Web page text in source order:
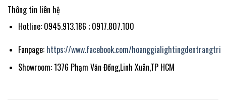
Thông tin liên hệ
Hotline: 0945.913.186 ; 0917.807.100
Fanpage: https://www.facebook.com/hoanggialightingdentrangtri
Showroom: 1376 Phạm Văn Đồng,Linh Xuân,TP HCM